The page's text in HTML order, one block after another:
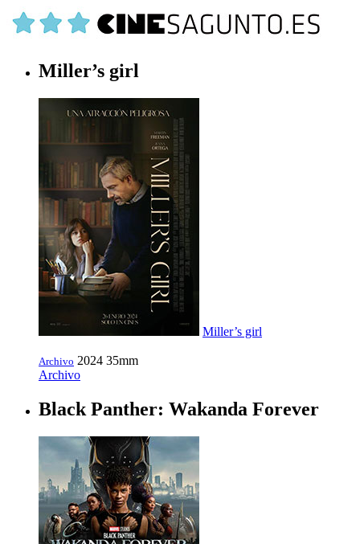
Miller’s girl
Miller’s girl
Archivo 2024 35mm
Archivo
Black Panther: Wakanda Forever